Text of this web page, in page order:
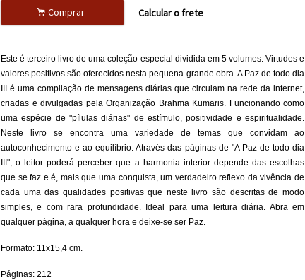
. Comprar Calcular o frete
Este é terceiro livro de uma coleção especial dividida em 5 volumes. Virtudes e
valores positivos são oferecidos nesta pequena grande obra. A Paz de todo dia
III é uma compilação de mensagens diárias que circulam na rede da internet,
criadas e divulgadas pela Organização Brahma Kumaris. Funcionando como
uma espécie de "pílulas diárias" de estímulo, positividade e espiritualidade.
Neste livro se encontra uma variedade de temas que convidam ao
autoconhecimento e ao equilíbrio. Através das páginas de "A Paz de todo dia
III", o leitor poderá perceber que a harmonia interior depende das escolhas
que se faz e é, mais que uma conquista, um verdadeiro reflexo da vivência de
cada uma das qualidades positivas que neste livro são descritas de modo
simples, e com rara profundidade. Ideal para uma leitura diária. Abra em
qualquer página, a qualquer hora e deixe-se ser Paz.
Formato: 11x15,4 cm.
Páginas: 212